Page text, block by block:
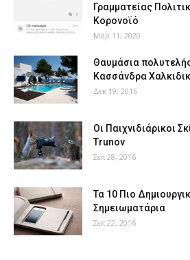
Γραμματείας
Κορονοϊό
Μαρ 11, 2020
Θαυμάσια
Κασσάνδρα
Δεκ 19, 2016
Οι Παιχνιδιάρικοι
Trunov
Σεπ 28, 2016
Τα 10 Πιο
Σημειωματάρια
Σεπ 22, 2016